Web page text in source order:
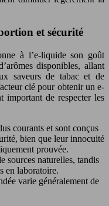
et sécurité
à l’e-liquide son goût
disponibles, allant
saveurs de tabac et de
clé pour obtenir un e-
important de respecter les
courants et sont conçus
bien que leur innocuité
prouvée.
sources naturelles, tandis
en laboratoire.
varie généralement de